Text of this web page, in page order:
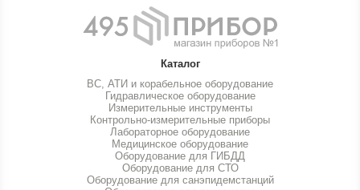
Каталог
ВС, АТИ и корабельное оборудование
Гидравлическое оборудование
Измерительные инструменты
Контрольно-измерительные приборы
Лабораторное оборудование
Медицинское оборудование
Оборудование для ГИБДД
Оборудование для СТО
Оборудование для санэпидемстанций